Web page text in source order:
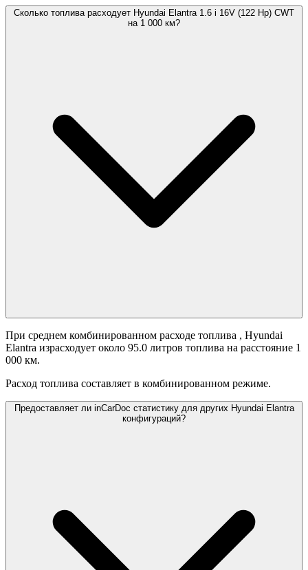
Сколько топлива расходует Hyundai Elantra 1.6 i 16V (122 Hp) CWT
на 1 000 км?
При среднем комбинированном расходе топлива , Hyundai
Elantra израсходует около 95.0 литров топлива на расстояние 1
000 км.
Расход топлива составляет в комбинированном режиме.
Предоставляет ли inCarDoc статистику для других Hyundai Elantra
конфигураций?